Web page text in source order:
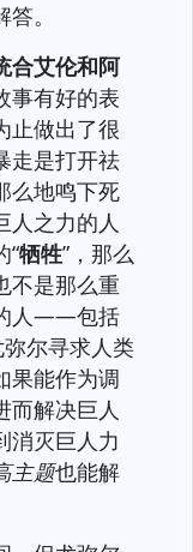
。
合艾伦和阿
事有好的表
止做出了很
走是打开祛
么地鸣下死
人之力的人
“牺牲”，那么
不是那么重
人——包括
尔寻求人类
果能作为调
而解决巨人
消灭巨人力
主题也能解